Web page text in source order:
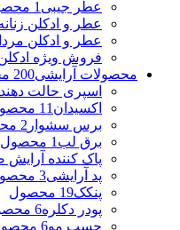
عطر جیبی 1 محصول
عطر و ادکلن
عطر و ادکلن
فروش ویژه
محصولات آرایشی200 محصول
اسپری حالت
اکسیدان 11 محصول
برس سشوار 2 محصول
برق لب 1 محصول
پاک کننده
پد آرایشی3 محصول
پنکک19 محصول
پودر دکلره6 محصول
چسب مو6 محصول